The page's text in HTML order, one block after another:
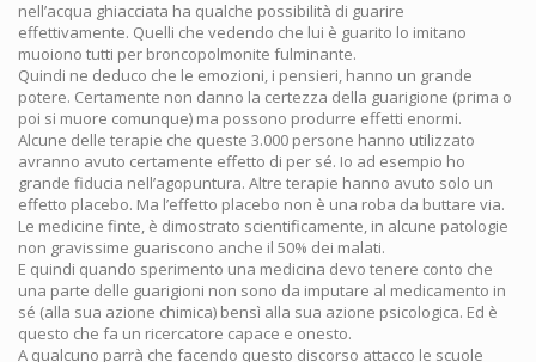
nell’acqua ghiacciata ha qualche possibilità di guarire
effettivamente. Quelli che vedendo che lui è guarito lo imitano
muoiono tutti per broncopolmonite fulminante.
Quindi ne deduco che le emozioni, i pensieri, hanno un grande
potere. Certamente non danno la certezza della guarigione (prima o
poi si muore comunque) ma possono produrre effetti enormi.
Alcune delle terapie che queste 3.000 persone hanno utilizzato
avranno avuto certamente effetto di per sé. Io ad esempio ho
grande fiducia nell’agopuntura. Altre terapie hanno avuto solo un
effetto placebo. Ma l’effetto placebo non è una roba da buttare via.
Le medicine finte, è dimostrato scientificamente, in alcune patologie
non gravissime guariscono anche il 50% dei malati.
E quindi quando sperimento una medicina devo tenere conto che
una parte delle guarigioni non sono da imputare al medicamento in
sé (alla sua azione chimica) bensì alla sua azione psicologica. Ed è
questo che fa un ricercatore capace e onesto.
A qualcuno parrà che facendo questo discorso attacco le scuole